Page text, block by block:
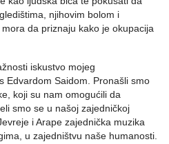
njihovim bolom i
da priznaju kako je okupacija
iskustvo mojeg
Edvardom Saidom. Pronašli smo
koji su nam omogućili da
smo se u našoj zajedničkoj
i Arape zajednička muzika
u zajedništvu naše humanosti.